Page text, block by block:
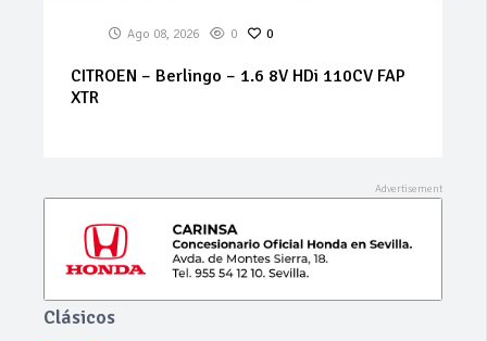
Ago 08, 2026 0 0
BMW – X5 – 3.0d Aut.
Clásicos